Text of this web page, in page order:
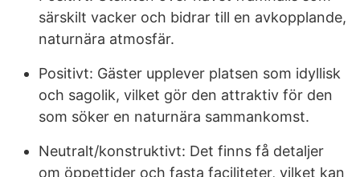
särskilt vacker och bidrar till en avkopplande,
naturnära atmosfär.
Positivt: Gäster upplever platsen som idyllisk
och sagolik, vilket gör den attraktiv för den
som söker en naturnära sammankomst.
Neutralt/konstruktivt: Det finns få detaljer
om öppettider och fasta faciliteter, vilket kan